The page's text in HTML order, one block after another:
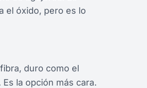
el óxido, pero es lo
duro como el
la opción más cara.